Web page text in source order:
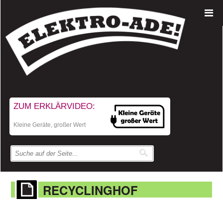
ZUM ERKLÄRVIDEO:
Kleine Geräte, großer Wert
RECYCLINGHOF